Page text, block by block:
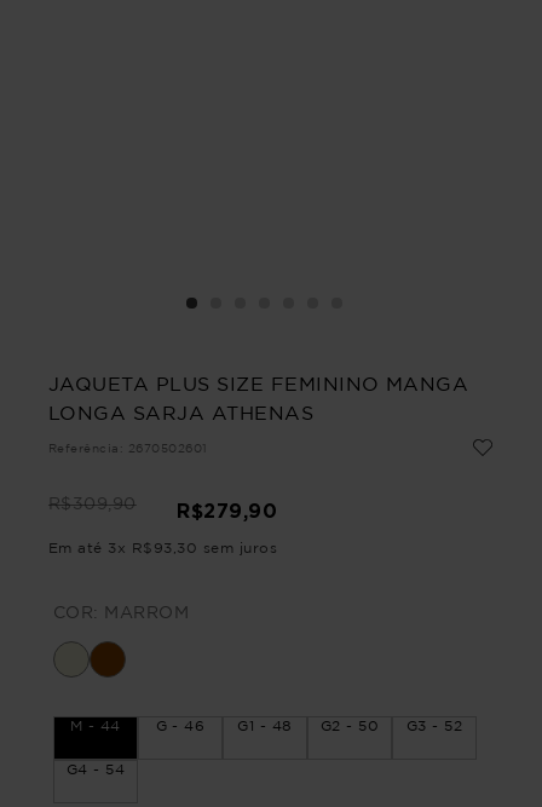
JAQUETA PLUS SIZE FEMININO MANGA
LONGA SARJA ATHENAS
Referência : 2670502601
R$309,90 R$279,90
Em até 3x R$ 93 30 sem juros
COR: MARROM
M - 44 G - 46 G1 - 48 G2 - 50 G3 - 52
G4 - 54